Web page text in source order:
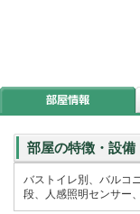
部屋の特徴・設備
バストイレ別、バルコ
段、人感照明センサー